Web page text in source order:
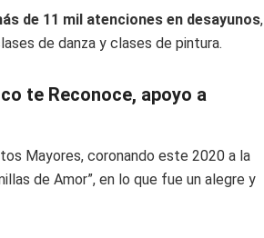
de 11 mil atenciones en desayunos,
de danza y clases de pintura.
te Reconoce, apoyo a
Mayores, coronando este 2020 a la
de Amor”, en lo que fue un alegre y